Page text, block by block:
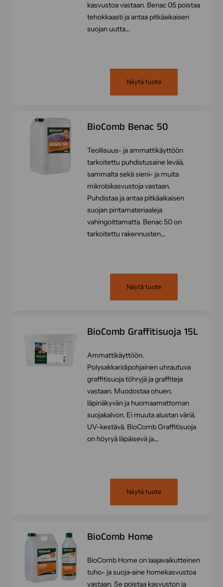
kasvustoa vastaan. Benac 05 poistaa
tehokkaasti ja antaa pitkäaikaisen
suojan uutta…
Näytä tuote
BioComb Benac 50
Teollisuus- ja ammattikäyttöön
tarkoitettu puhdistusaine levää,
sammalta sekä sieni- ja muita
mikrobikasvustoja vastaan.
Puhdistaa ja antaa pitkäaikaisen
suojan pintamateriaaleja
vahingoittamatta. Benac 50 on
tarkoitettu rakennusten…
Näytä tuote
BioComb Graffitisuoja 15L
Ammattikäyttöön.
Polysakkaridipohjainen uhrautuva
graffitisuoja töhryjä ja graffiteja
vastaan. Muodostaa ohuen,
läpinäkyvän ja huomaamattoman
suojakalvon. Ei muuta alustan väriä.
UV-kestävä. BioComb Graffitisuoja
on höyryä läpäisevä ja…
Näytä tuote
BioComb Home
BioComb Home on laajavaikutteinen
tuho- ja suoja-aine homekasvustoa
vastaan. Se poistaa kasvuston ja